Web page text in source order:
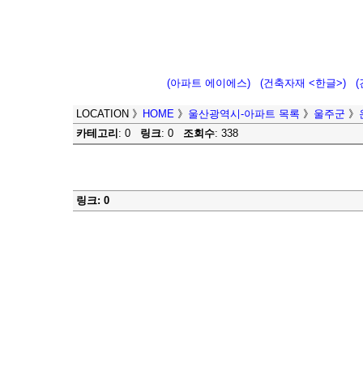
(아파트 에이에스) (건축자재 <한글>) (
LOCATION 》 HOME 》 울산광역시-아파트 목록 》 울주군 》
카테고리 : 0 링크: 0 조회수: 338
링크: 0